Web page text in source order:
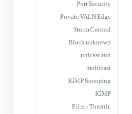
Port Security
Private VALN Edge
Storm Control
Block unknown
unicast and
multicast
IGMP Snooping
IGMP
Filter/Throttle